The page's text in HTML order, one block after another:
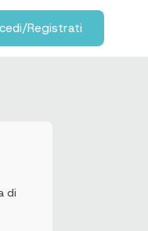
Registrati
di